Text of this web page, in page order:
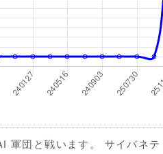
軍団と戦います。 サイバネ